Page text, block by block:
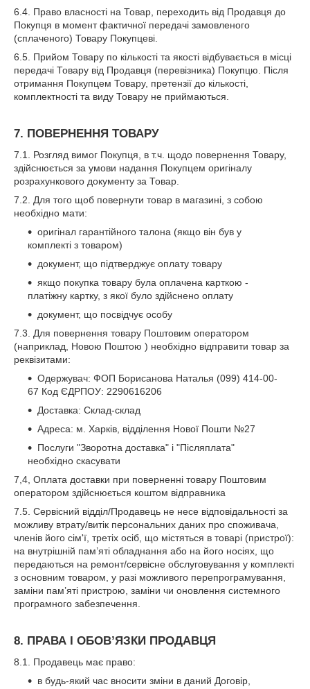
6.4. Право власності на Товар, переходить від Продавця до
Покупця в момент фактичної передачі замовленого
(сплаченого) Товару Покупцеві.
6.5. Прийом Товару по кількості та якості відбувається в місці
передачі Товару від Продавця (перевізника) Покупцю. Після
отримання Покупцем Товару, претензії до кількості,
комплектності та виду Товару не приймаються.
7. ПОВЕРНЕННЯ ТОВАРУ
7.1. Розгляд вимог Покупця, в т.ч. щодо повернення Товару,
здійснюється за умови надання Покупцем оригіналу
розрахункового документу за Товар.
7.2. Для того щоб повернути товар в магазині, з собою
необхідно мати:
оригінал гарантійного талона (якщо він був у
комплекті з товаром)
документ, що підтверджує оплату товару
якщо покупка товару була оплачена карткою -
платіжну картку, з якої було здійснено оплату
документ, що посвідчує особу
7.3. Для повернення товару Поштовим оператором
(наприклад, Новою Поштою ) необхідно відправити товар за
реквізитами:
Одержувач: ФОП Борисанова Наталья (099) 414-00-
67 Код ЄДРПОУ: 2290616206
Доставка: Склад-склад
Адреса: м. Харків, відділення Нової Пошти №27
Послуги "Зворотна доставка" і "Післяплата"
необхідно скасувати
7,4, Оплата доставки при поверненнi товару Поштовим
оператором здійснюється коштом відправника
7.5. Сервісний відділ/Продавець не несе відповідальності за
можливу втрату/витік персональних даних про споживача,
членів його сім'ї, третіх осіб, що містяться в товарі (пристрої):
на внутрішній пам’яті обладнання або на його носіях, що
передаються на ремонт/сервісне обслуговування у комплекті
з основним товаром, у разі можливого перепрограмування,
заміни пам’яті пристрою, заміни чи оновлення системного
програмного забезпечення.
8. ПРАВА І ОБОВ’ЯЗКИ ПРОДАВЦЯ
8.1. Продавець має право:
в будь-який час вносити зміни в даний Договір,